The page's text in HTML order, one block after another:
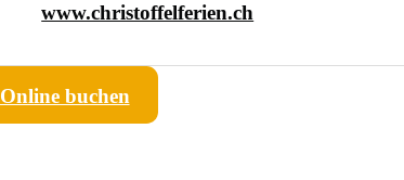
www.christoffelferien.ch
Online buchen